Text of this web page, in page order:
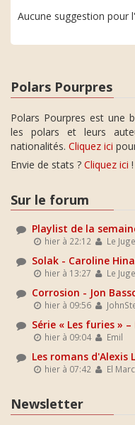
Aucune suggestion pour
Polars Pourpres
Polars Pourpres est une
les polars et leurs
nationalités. Cliquez ici
Envie de stats ? Cliquez ici !
Sur le forum
Playlist de la
hier à 22:12 Le
Solak - Caroline
hier à 13:27 Le
Corrosion - Jon
hier à 09:56
Série « Les furies »
hier à 09:04 Emil
Les romans d'Alexis
hier à 07:42 El
Newsletter